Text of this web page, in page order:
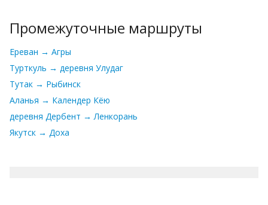
Промежуточные маршруты
Ереван → Агры
Турткуль → деревня Улудаг
Тутак → Рыбинск
Аланья → Календер Кёю
деревня Дербент → Ленкорань
Якутск → Доха